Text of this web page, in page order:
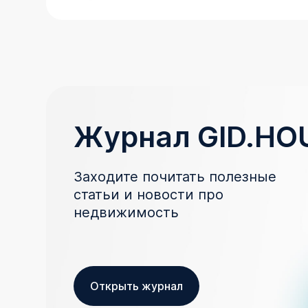
Журнал
Заходите почитать полезные
статьи и новости про
недвижимость
Открыть журнал